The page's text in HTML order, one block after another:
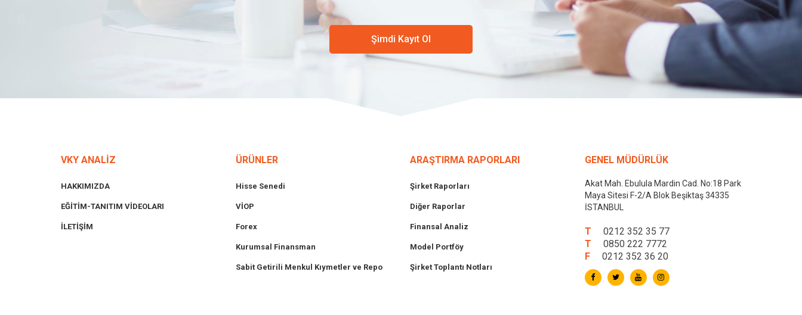
Şimdi Kayıt Ol
VKY ANALİZ
HAKKIMIZDA
EĞİTİM-TANITIM VİDEOLARI
İLETİŞİM
ÜRÜNLER
Hisse Senedi
VİOP
Forex
Kurumsal Finansman
Sabit Getirili Menkul Kıymetler ve Repo
ARAŞTIRMA RAPORLARI
Şirket Raporları
Diğer Raporlar
Finansal Analiz
Model Portföy
Şirket Toplantı Notları
GENEL MÜDÜRLÜK
Akat Mah. Ebulula Mardin Cad. No:18 Park
Maya Sitesi F-2/A Blok Beşiktaş 34335
İSTANBUL
T
0212 352 35 77
T
0850 222 7772
F
0212 352 36 20